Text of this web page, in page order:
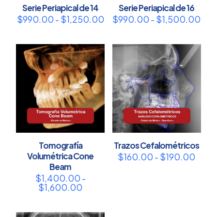
Serie Periapical de 14
$990.00 - $1,250.00Rango
desde
$990.00
hasta
$1,250.00
Serie Periapical de 16
$990.00 - $1,500.00
Tomografía
Volumétrica Cone
Beam
$1,400.00 -
$1,600.00
desde
Trazos Cefalométricos
$160.00 - $190.00